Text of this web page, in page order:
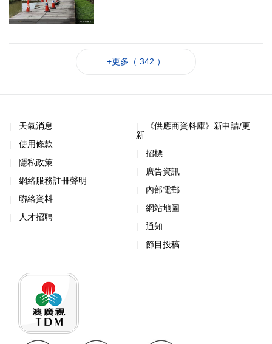
+更多（ 342 ）
天氣消息
使用條款
隱私政策
網絡服務註冊聲明
聯絡資料
人才招聘
《供應商資料庫》新申請/更
新
招標
廣告資訊
內部電郵
網站地圖
通知
節目投稿